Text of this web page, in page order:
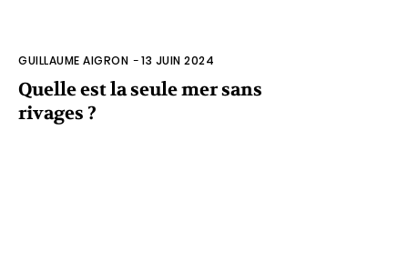
GUILLAUME AIGRON -13 JUIN 2024
Quelle est la seule mer sans
rivages ?